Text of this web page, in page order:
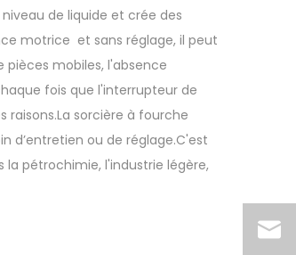
de liquide et crée des
motrice et sans réglage, il peut
mobiles, l'absence
fois que l'interrupteur de
sorcière à fourche
d’entretien ou de réglage.C'est
pétrochimie, l'industrie légère,